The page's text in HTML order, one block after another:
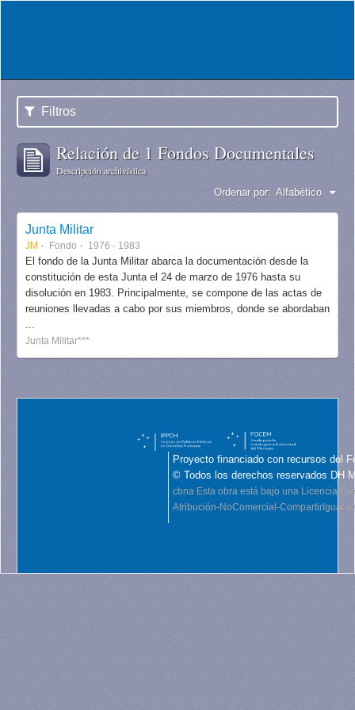
Filtros
Relación de 1 Fondos Documentales
Descripción archivística
Ordenar por: Alfabético
Junta Militar
JM Fondo 1976 - 1983
El fondo de la Junta Militar abarca la documentación desde la
constitución de esta Junta el 24 de marzo de 1976 hasta su
disolución en 1983. Principalmente, se compone de las actas de
reuniones llevadas a cabo por sus miembros, donde se abordaban
...
Junta Militar***
Proyecto financiado con recursos del
© Todos los derechos reservados DH
cbna Esta obra está bajo una Licencia
Atribución-NoComercial-CompartirIgual